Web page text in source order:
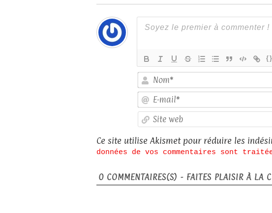
{}
Ce site utilise Akismet pour réduire les
données de vos commentaires sont
0 COMMENTAIRES(S) - FAITES PLAISIR À LA